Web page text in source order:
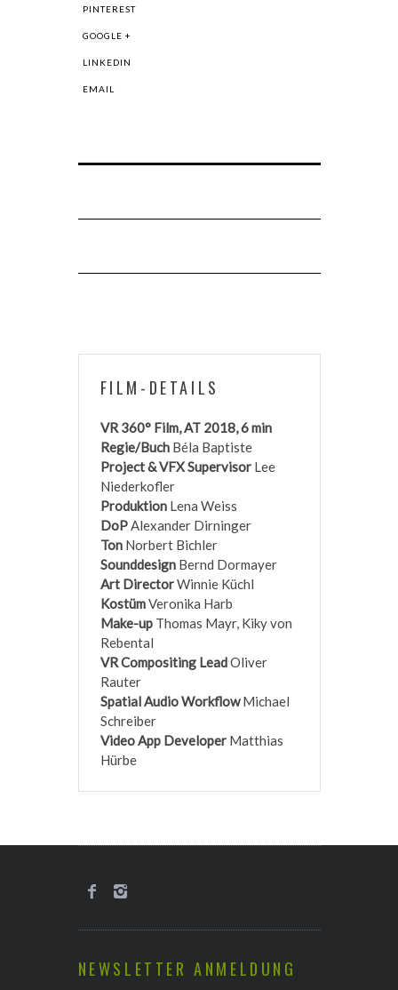
PINTEREST
GOOGLE +
LINKEDIN
EMAIL
FILM-DETAILS
VR 360° Film, AT 2018, 6 min
Regie/BuchBéla Baptiste
Project & VFX Supervisor Lee
Niederkofler
Produktion Lena Weiss
DoPAlexander Dirninger
Ton Norbert Bichler
SounddesignBernd Dormayer
Art DirectorWinnie Küchl
KostümVeronika Harb
Make-upThomas Mayr, Kiky von
Rebental
VR Compositing LeadOliver
Rauter
Spatial Audio WorkflowMichael
Schreiber
Video App DeveloperMatthias
Hürbe
NEWSLETTER ANMELDUNG